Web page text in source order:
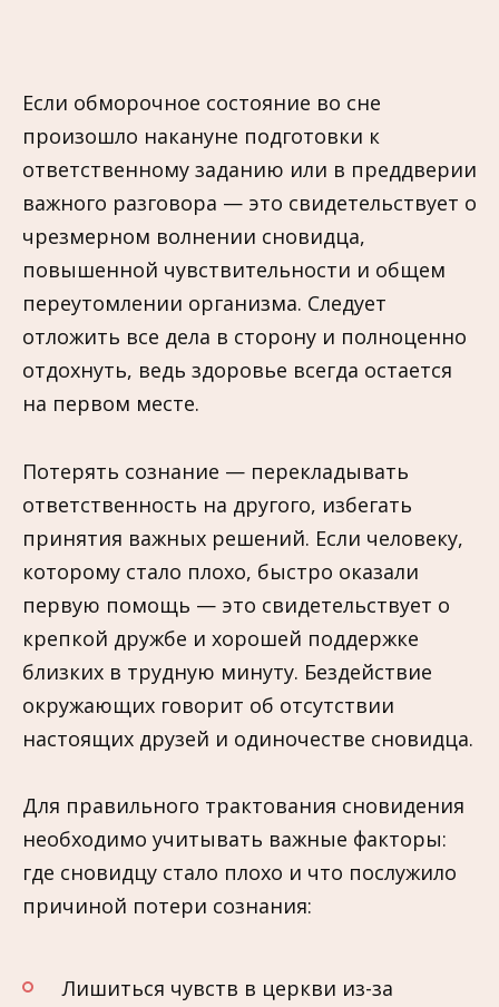
Если обморочное состояние во сне
произошло накануне подготовки к
ответственному заданию или в преддверии
важного разговора — это свидетельствует о
чрезмерном волнении сновидца,
повышенной чувствительности и общем
переутомлении организма. Следует
отложить все дела в сторону и полноценно
отдохнуть, ведь здоровье всегда остается
на первом месте.
Потерять сознание — перекладывать
ответственность на другого, избегать
принятия важных решений. Если человеку,
которому стало плохо, быстро оказали
первую помощь — это свидетельствует о
крепкой дружбе и хорошей поддержке
близких в трудную минуту. Бездействие
окружающих говорит об отсутствии
настоящих друзей и одиночестве сновидца.
Для правильного трактования сновидения
необходимо учитывать важные факторы:
где сновидцу стало плохо и что послужило
причиной потери сознания:
Лишиться чувств в церкви из-за